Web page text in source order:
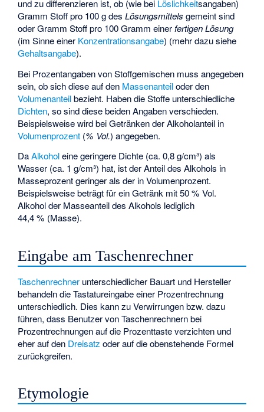
und zu differenzieren ist, ob (wie bei Löslichkeitsangaben)
Gramm Stoff pro 100 g desLösungsmittels gemeint sind
oder Gramm Stoff pro 100 Gramm einerfertigen Lösung
(im Sinne einer Konzentrationsangabe) (mehr dazu siehe
Gehaltsangabe).
Bei Prozentangaben von Stoffgemischen muss angegeben
sein, ob sich diese auf den Massenanteiloder den
Volumenanteilbezieht. Haben die Stoffe unterschiedliche
Dichten, so sind diese beiden Angaben verschieden.
Beispielsweise wird bei Getränken der Alkoholanteil in
Volumenprozent (% Vol.) angegeben.
DaAlkoholeine geringere Dichte (ca. 0,8 g/cm³) als
Wasser (ca. 1 g/cm³) hat, ist der Anteil des Alkohols in
Masseprozent geringer als der in Volumenprozent.
Beispielsweise beträgt für ein Getränk mit 50 % Vol.
Alkohol der Masseanteil des Alkohols lediglich
44,4 % (Masse).
Eingabe am Taschenrechner
Taschenrechner unterschiedlicher Bauart und Hersteller
behandeln die Tastatureingabe einer Prozentrechnung
unterschiedlich. Dies kann zu Verwirrungen bzw. dazu
führen, dass Benutzer von Taschenrechnern bei
Prozentrechnungen auf die Prozenttaste verzichten und
eher auf den Dreisatz oder auf die obenstehende Formel
zurückgreifen.
Etymologie